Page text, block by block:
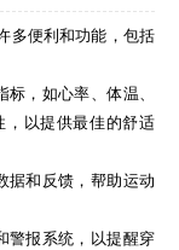
多便利和功能，包括
，如心率、体温、
，以提供最佳的舒适
据和反馈，帮助运动
警报系统，以提醒穿